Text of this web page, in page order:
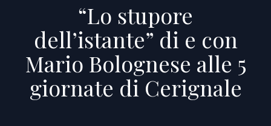
“Lo stupore
dell’istante” di e con
Mario Bolognese alle 5
giornate di Cerignale